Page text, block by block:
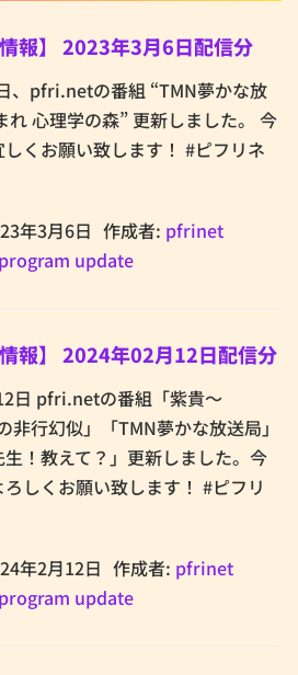
情報】 2023年3月6日配信分
、pfri.netの番組 “TMN夢かな放
れ 心理学の森” 更新しました。 今
くお願い致します！ #ピフリネ
年3月6日 作成者: pfrinet
program update
情報】 2024年02月12日配信分
日 pfri.netの番組「紫貴～
行幻似」「TMN夢かな放送局」
生！教えて？」更新しました。今
しくお願い致します！ #ピフリ
年2月12日 作成者: pfrinet
program update